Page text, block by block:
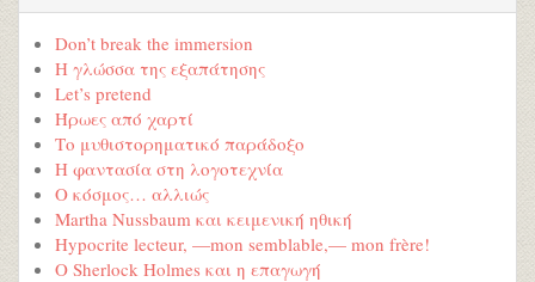
Don’t break the immersion
Η γλώσσα της εξαπάτησης
Let’s pretend
Ήρωες από χαρτί
Το μυθιστορηματικό παράδοξο
Η φαντασία στη λογοτεχνία
Ο κόσμος… αλλιώς
Martha Nussbaum και κειμενική ηθική
Hypocrite lecteur, —mon semblable,— mon frère!
Ο Sherlock Holmes και η επαγωγή